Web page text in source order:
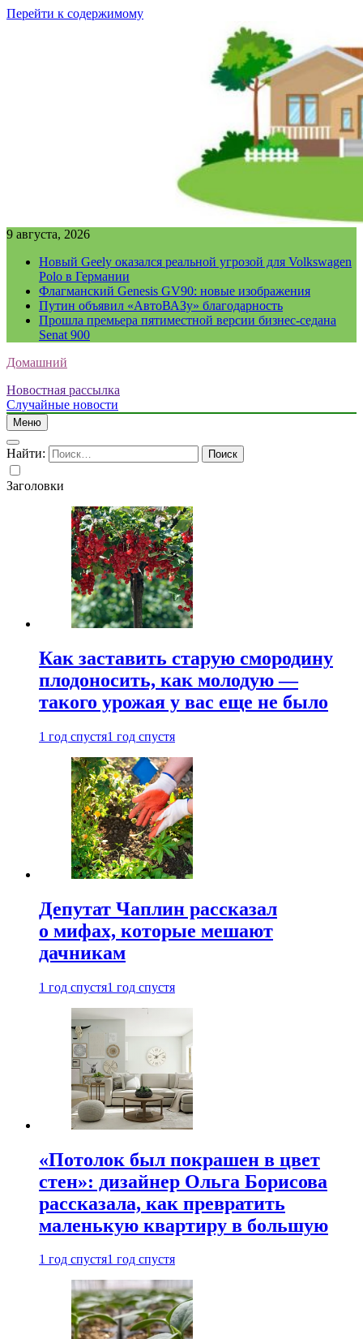
Перейти к содержимому
9 августа, 2026
Новый Geely оказался реальной угрозой для Volkswagen
Polo в Германии
Флагманский Genesis GV90: новые изображения
Путин объявил «АвтоВАЗу» благодарность
Прошла премьера пятиместной версии бизнес-седана
Senat 900
Домашний
Новостная рассылка
Случайные новости
Меню
Найти:
Заголовки
Как заставить старую смородину
плодоносить, как молодую —
такого урожая у вас еще не было
1 год спустя1 год спустя
Депутат Чаплин рассказал
о мифах, которые мешают
дачникам
1 год спустя1 год спустя
«Потолок был покрашен в цвет
стен»: дизайнер Ольга Борисова
рассказала, как превратить
маленькую квартиру в большую
1 год спустя1 год спустя